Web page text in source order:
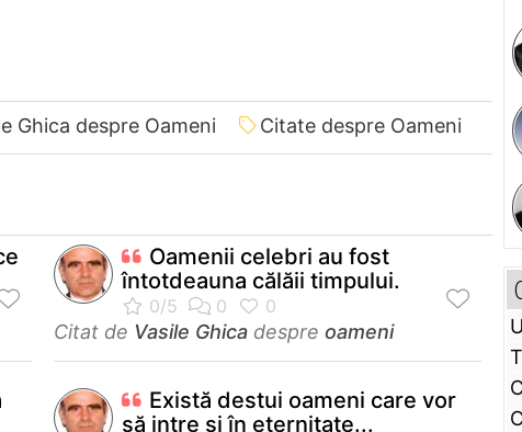
Ghica despre Oameni Citate despre Oameni
Oamenii celebri au fost
întotdeauna călăii timpului.
Citat de Vasile Ghica despre oameni
Există destui oameni care vor
să intre şi în eternitate...